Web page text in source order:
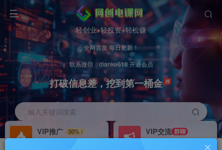
轻创业+轻投资+轻松赚
全网首发 每日更新！
联系微信：dianke618 开通会员
打破信息差，挖到第一桶金
输入关键词搜索
VIP推广
50%
VIP交流 群聊
研究探讨更多创业项目路子。